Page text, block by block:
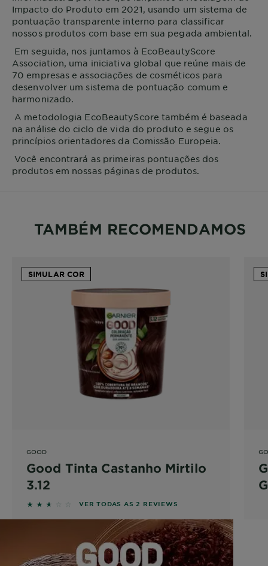
Impacto do Produto em 2021, usando um sistema de
pontuação transparente interno para classificar
nossos produtos com base em sua pegada ambiental.
Em seguida, nos juntamos à EcoBeautyScore
Association, uma iniciativa global que reúne mais de
70 empresas e associações de cosméticos para
desenvolver um sistema de pontuação comum e
harmonizado.
A metodologia EcoBeautyScore também é baseada
na análise do ciclo de vida do produto e segue os
princípios orientadores da Comissão Europeia.
Você encontrará as primeiras pontuações dos
produtos em nossas páginas de produtos.
TAMBÉM RECOMENDAMOS
SIMULAR COR
GOOD
Good Tinta Castanho Mirtilo
3.12
2.5 out of 5 stars based on reviews
VER TODAS AS 2 REVIEWS